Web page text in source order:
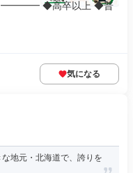
━━━━ ◆高卒以上 ◆普
気になる
地元・北海道で、誇りを